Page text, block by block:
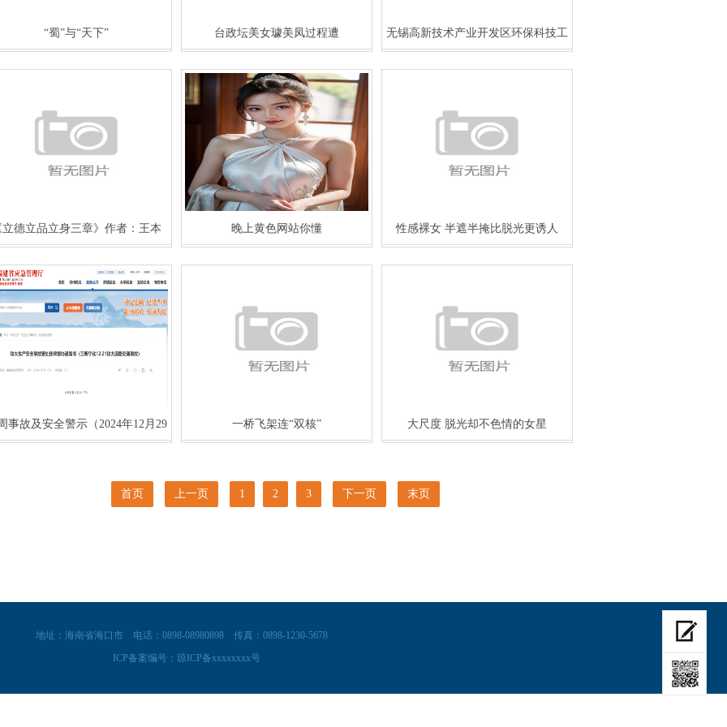
“蜀”与“天下” 台政坛美女璩美凤过程遭 无锡高新技术产业开发区环保科技工
立德立品立身三章》作者：王本 晚上黄色网站你懂 性感裸女 半遮半掩比脱光更诱人
事故及安全警示（2024年12月29 一桥飞架连“双核” 大尺度 脱光却不色情的女星
首页 上一页 1 2 3 下一页 末页
地址：海南省海口市 电话：0898-08980898
传真：0898-1230-5678
ICP备案编号： 琼ICP备xxxxxxxx号